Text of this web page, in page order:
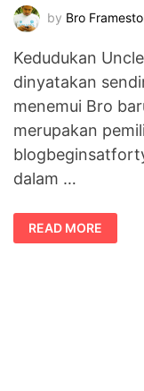
by Bro
Kedudukan
dinyatakan
menemui Bro
merupakan
dalam …
KEDUDUKAN
UNCLE
GEDEK
READ MORE